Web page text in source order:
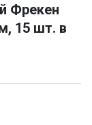
Фрекен
15 шт. в